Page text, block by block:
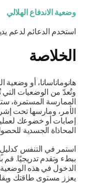
وضعية الاندفاع الهلالي
استخدم الدعائم لدعم
الخلاصة
هانوماناسانا،أو وضعية
وتُعدّ من الوضعيات
الممارسة المستمرة،
الأمر، ومارسها تحت
إصابات أو خضوعك
المحاذاة الجسدية
استمر في التنفس
ببطء وتقدم تدريجيًا. قم
الدخول في هذه الوضعية.
يعزز مستوى طاقتك